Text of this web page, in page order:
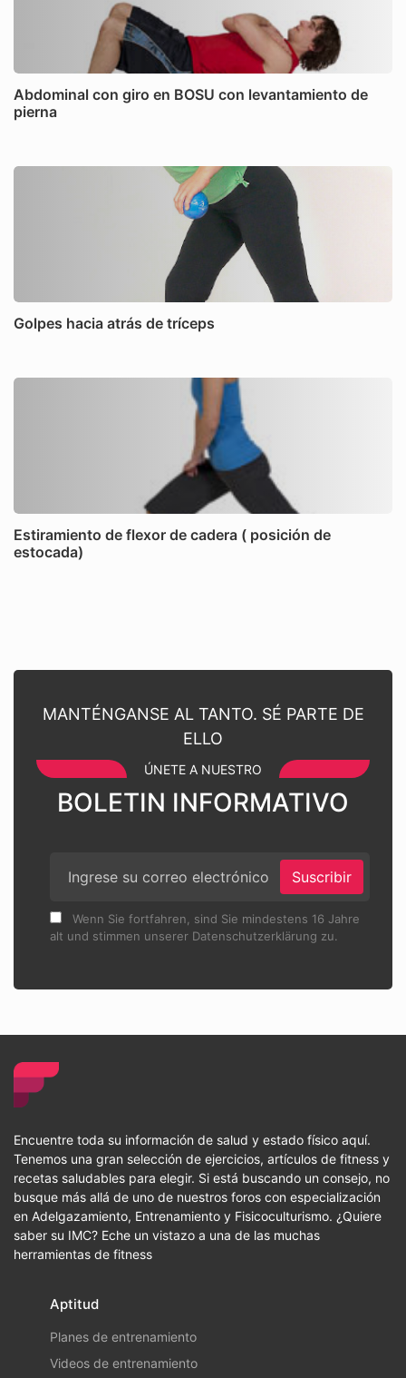
Abdominal con giro en BOSU con levantamiento de
pierna
Golpes hacia atrás de tríceps
Estiramiento de flexor de cadera ( posición de
estocada)
MANTÉNGANSE AL TANTO. SÉ PARTE DE
ELLO
ÚNETE A NUESTRO
BOLETIN INFORMATIVO
Suscribir
Wenn Sie fortfahren, sind Sie mindestens 16 Jahre
alt und stimmen unserer Datenschutzerklärung zu.
Encuentre toda su información de salud y estado físico aquí.
Tenemos una gran selección de ejercicios, artículos de fitness y
recetas saludables para elegir. Si está buscando un consejo, no
busque más allá de uno de nuestros foros con especialización
en Adelgazamiento, Entrenamiento y Fisicoculturismo. ¿Quiere
saber su IMC? Eche un vistazo a una de las muchas
herramientas de fitness
Aptitud
Planes de entrenamiento
Videos de entrenamiento